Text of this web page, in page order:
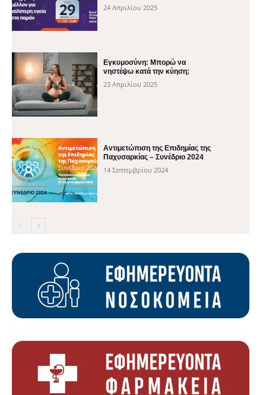
24 Απριλίου 2025
Εγκυμοσύνη: Μπορώ να
νηστέψω κατά την κύηση;
23 Απριλίου 2025
Αντιμετώπιση της Επιδημίας της
Παχυσαρκίας – Συνέδριο 2024
14 Σεπτεμβρίου 2024